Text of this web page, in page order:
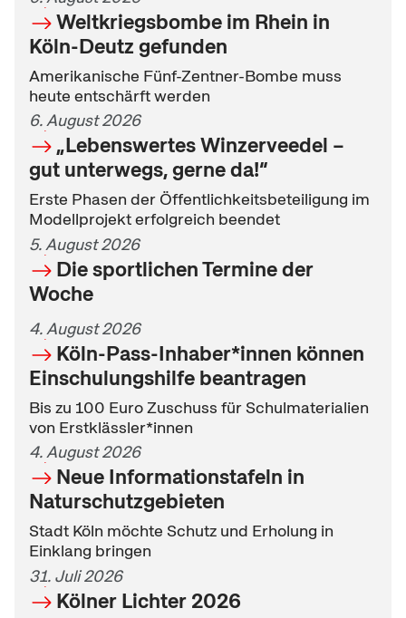
Weltkriegsbombe im Rhein in
Köln-Deutz gefunden
Amerikanische Fünf-Zentner-Bombe muss
heute entschärft werden
6. August 2026
„Lebenswertes Winzerveedel –
gut unterwegs, gerne da!“
Erste Phasen der Öffentlichkeitsbeteiligung im
Modellprojekt erfolgreich beendet
5. August 2026
Die sportlichen Termine der
Woche
4. August 2026
Köln-Pass-Inhaber*innen können
Einschulungshilfe beantragen
Bis zu 100 Euro Zuschuss für Schulmaterialien
von Erstklässler*innen
4. August 2026
Neue Informationstafeln in
Naturschutzgebieten
Stadt Köln möchte Schutz und Erholung in
Einklang bringen
31. Juli 2026
Kölner Lichter 2026